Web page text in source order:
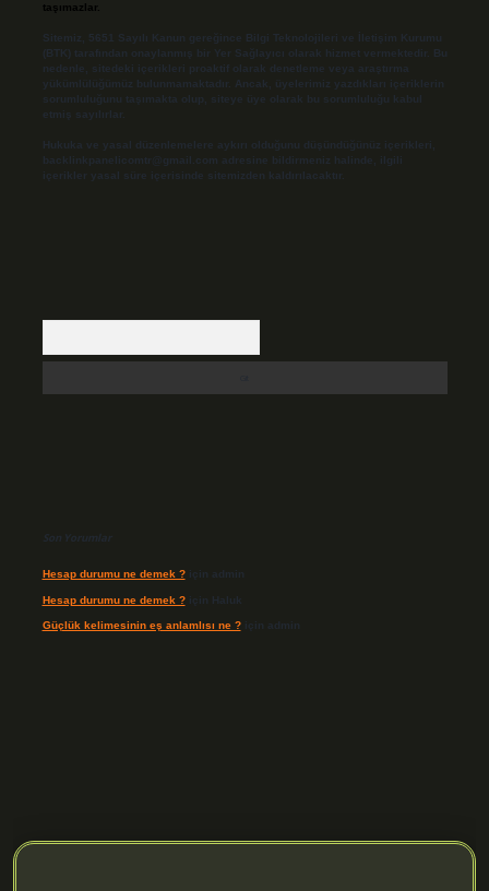
taşımazlar.
Sitemiz, 5651 Sayılı Kanun gereğince Bilgi Teknolojileri ve İletişim Kurumu
(BTK) tarafından onaylanmış bir Yer Sağlayıcı olarak hizmet vermektedir. Bu
nedenle, sitedeki içerikleri proaktif olarak denetleme veya araştırma
yükümlülüğümüz bulunmamaktadır. Ancak, üyelerimiz yazdıkları içeriklerin
sorumluluğunu taşımakta olup, siteye üye olarak bu sorumluluğu kabul
etmiş sayılırlar.
Hukuka ve yasal düzenlemelere aykırı olduğunu düşündüğünüz içerikleri,
backlinkpanelicomtr@gmail.com adresine bildirmeniz halinde, ilgili
içerikler yasal süre içerisinde sitemizden kaldırılacaktır.
Son Yorumlar
Hesap durumu ne demek ?için admin
Hesap durumu ne demek ?için Haluk
Güçlük kelimesinin eş anlamlısı ne ?için admin